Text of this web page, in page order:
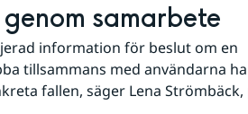
samarbete
information för beslut om en
tillsammans med användarna
fallen, säger Lena